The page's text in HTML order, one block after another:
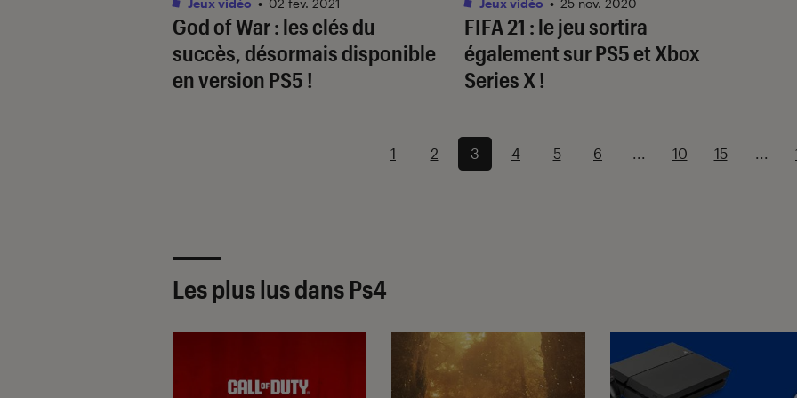
God of War : les clés du
succès, désormais disponible
en version PS5 !
FIFA 21 : le jeu sortira
également sur PS5 et Xbox
Series X !
1 2 3 4 5 6 ... 10 15 ...
Les plus lus dans Ps4